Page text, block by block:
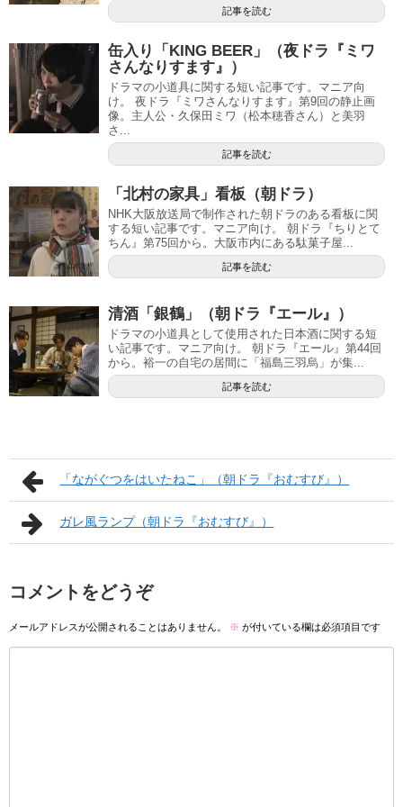
記事を読む
缶入り「KING BEER」（夜ドラ『ミワ
さんなりすます』）
ドラマの小道具に関する短い記事です。マニア向
け。 夜ドラ『ミワさんなりすます』第9回の静止画
像。主人公・久保田ミワ（松本穂香さん）と美羽
さ...
記事を読む
「北村の家具」看板（朝ドラ）
NHK大阪放送局で制作された朝ドラのある看板に関
する短い記事です。マニア向け。 朝ドラ『ちりとて
ちん』第75回から。大阪市内にある駄菓子屋...
記事を読む
清酒「銀鶴」（朝ドラ『エール』）
ドラマの小道具として使用された日本酒に関する短
い記事です。マニア向け。 朝ドラ『エール』第44回
から。裕一の自宅の居間に「福島三羽烏」が集...
記事を読む
「ながぐつをはいたねこ」（朝ドラ『おむすび』）
ガレ風ランプ（朝ドラ『おむすび』）
コメントをどうぞ
メールアドレスが公開されることはありません。 ※ が付いている欄は必須項目です